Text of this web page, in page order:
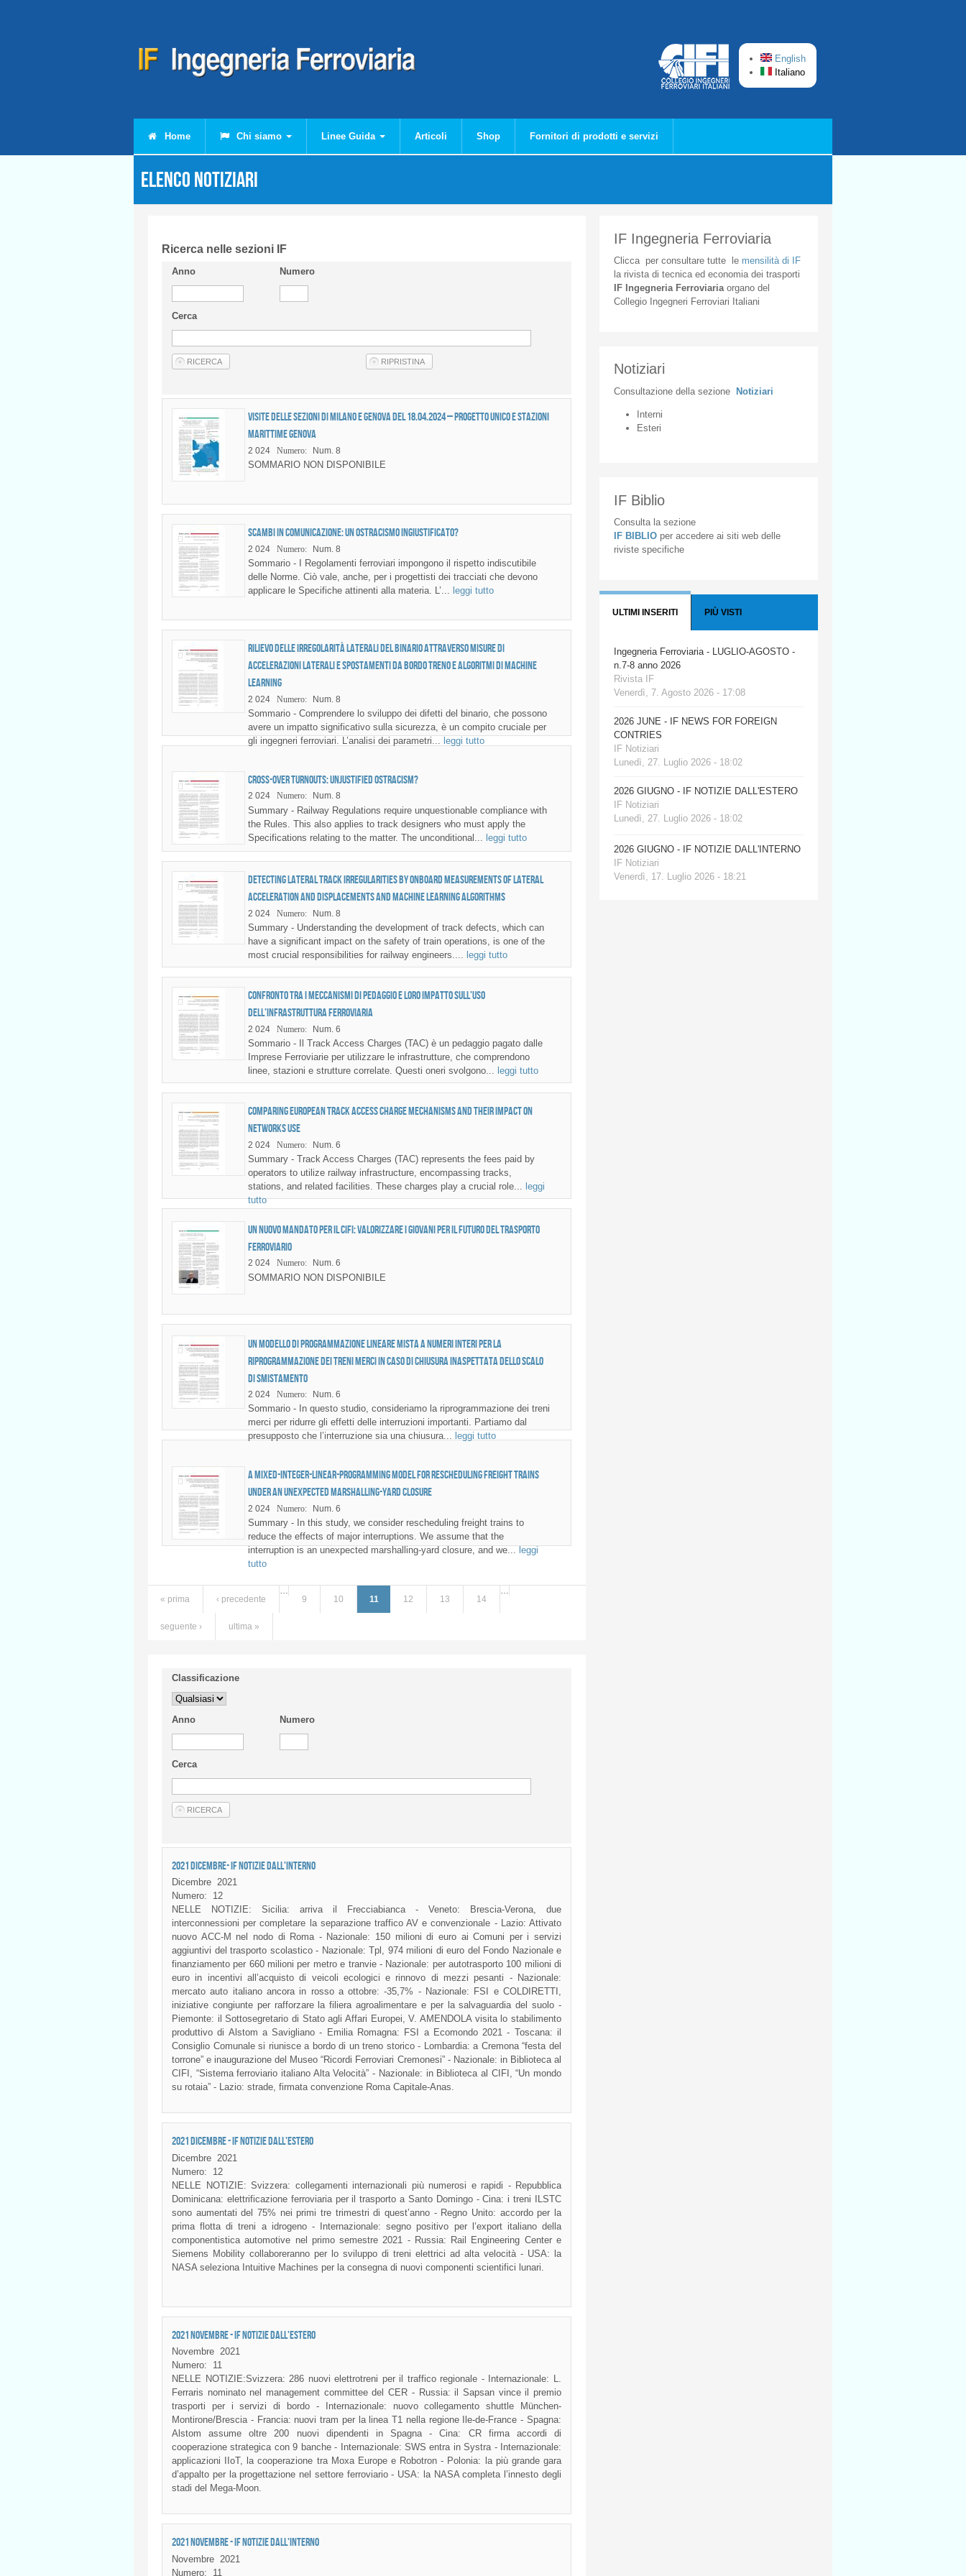
English
Italiano
Home Chi siamo Linee Guida Articoli Shop Fornitori di prodotti e servizi
Elenco Notiziari
Ricerca nelle sezioni IF
Anno Numero
Cerca
Visite delle sezioni di Milano e Genova del 18.04.2024 – Progetto Unico e Stazioni
Marittime Genova
2 024 Numero: Num. 8
SOMMARIO NON DISPONIBILE
Scambi in comunicazione: un ostracismo ingiustificato?
2 024 Numero: Num. 8
Sommario - I Regolamenti ferroviari impongono il rispetto indiscutibile
delle Norme. Ciò vale, anche, per i progettisti dei tracciati che devono
applicare le Specifiche attinenti alla materia. L’...
leggi tutto
Rilievo delle irregolarità laterali del binario attraverso misure di
accelerazioni laterali e spostamenti da bordo treno e algoritmi di Machine
Learning
2 024 Numero: Num. 8
Sommario - Comprendere lo sviluppo dei difetti del binario, che possono
avere un impatto significativo sulla sicurezza, è un compito cruciale per
gli ingegneri ferroviari. L’analisi dei parametri...
leggi tutto
Cross-over turnouts: unjustified ostracism?
2 024 Numero: Num. 8
Summary - Railway Regulations require unquestionable compliance with
the Rules. This also applies to track designers who must apply the
Specifications relating to the matter. The unconditional... leggi tutto
Detecting lateral track irregularities by onboard measurements of lateral
acceleration and displacements and Machine Learning algorithms
2 024 Numero: Num. 8
Summary - Understanding the development of track defects, which can
have a significant impact on the safety of train operations, is one of the
most crucial responsibilities for railway engineers....
leggi tutto
Confronto tra i meccanismi di pedaggio e loro impatto sull’uso
dell’infrastruttura ferroviaria
2 024 Numero: Num. 6
Sommario - Il Track Access Charges (TAC) è un pedaggio pagato dalle
Imprese Ferroviarie per utilizzare le infrastrutture, che comprendono
linee, stazioni e strutture correlate. Questi oneri svolgono...
leggi tutto
Comparing european track access charge mechanisms and their impact on
networks use
2 024 Numero: Num. 6
Summary - Track Access Charges (TAC) represents the fees paid by
operators to utilize railway infrastructure, encompassing tracks,
stations, and related facilities. These charges play a crucial role...
leggi
tutto
Un nuovo mandato per il CIFI: valorizzare i giovani per il futuro del trasporto
ferroviario
2 024 Numero: Num. 6
SOMMARIO NON DISPONIBILE
Un modello di programmazione lineare mista a numeri interi per la
riprogrammazione dei treni merci in caso di chiusura inaspettata dello scalo
di smistamento
2 024 Numero: Num. 6
Sommario - In questo studio, consideriamo la riprogrammazione dei treni
merci per ridurre gli effetti delle interruzioni importanti. Partiamo dal
presupposto che l’interruzione sia una chiusura... leggi tutto
A Mixed-Integer-Linear-Programming Model for Rescheduling Freight Trains
under an Unexpected Marshalling-Yard Closure
2 024 Numero: Num. 6
Summary - In this study, we consider rescheduling freight trains to
reduce the effects of major interruptions. We assume that the
interruption is an unexpected marshalling-yard closure, and we... leggi
tutto
« prima ‹ precedente
…
9
10 11 12 13 14
…
seguente › ultima »
Classificazione
Anno Numero
Cerca
2021 DICEMBRE- IF NOTIZIE DALL'INTERNO
Dicembre 2021
Numero:
12
NELLE NOTIZIE: Sicilia: arriva il Frecciabianca - Veneto: Brescia-Verona, due
interconnessioni per completare la separazione traffico AV e convenzionale - Lazio: Attivato
nuovo ACC-M nel nodo di Roma - Nazionale: 150 milioni di euro ai Comuni per i servizi
aggiuntivi del trasporto scolastico - Nazionale: Tpl, 974 milioni di euro del Fondo Nazionale e
finanziamento per 660 milioni per metro e tranvie - Nazionale: per autotrasporto 100 milioni di
euro in incentivi all’acquisto di veicoli ecologici e rinnovo di mezzi pesanti - Nazionale:
mercato auto italiano ancora in rosso a ottobre: -35,7% - Nazionale: FSI e COLDIRETTI,
iniziative congiunte per rafforzare la filiera agroalimentare e per la salvaguardia del suolo -
Piemonte: il Sottosegretario di Stato agli Affari Europei, V. AMENDOLA visita lo stabilimento
produttivo di Alstom a Savigliano - Emilia Romagna: FSI a Ecomondo 2021 - Toscana: il
Consiglio Comunale si riunisce a bordo di un treno storico - Lombardia: a Cremona “festa del
torrone” e inaugurazione del Museo “Ricordi Ferroviari Cremonesi” - Nazionale: in Biblioteca al
CIFI, “Sistema ferroviario italiano Alta Velocità” - Nazionale: in Biblioteca al CIFI, “Un mondo
su rotaia” - Lazio: strade, firmata convenzione Roma Capitale-Anas.
2021 DICEMBRE - IF NOTIZIE DALL'ESTERO
Dicembre 2021
Numero:
12
NELLE NOTIZIE: Svizzera: collegamenti internazionali più numerosi e rapidi - Repubblica
Dominicana: elettrificazione ferroviaria per il trasporto a Santo Domingo - Cina: i treni ILSTC
sono aumentati del 75% nei primi tre trimestri di quest’anno - Regno Unito: accordo per la
prima flotta di treni a idrogeno - Internazionale: segno positivo per l’export italiano della
componentistica automotive nel primo semestre 2021 - Russia: Rail Engineering Center e
Siemens Mobility collaboreranno per lo sviluppo di treni elettrici ad alta velocità - USA: la
NASA seleziona Intuitive Machines per la consegna di nuovi componenti scientifici lunari.
2021 NOVEMBRE - IF NOTIZIE DALL'ESTERO
Novembre 2021
Numero:
11
NELLE NOTIZIE:Svizzera: 286 nuovi elettrotreni per il traffico regionale - Internazionale: L.
Ferraris nominato nel management committee del CER - Russia: il Sapsan vince il premio
trasporti per i servizi di bordo - Internazionale: nuovo collegamento shuttle München-
Montirone/Brescia - Francia: nuovi tram per la linea T1 nella regione Ile-de-France - Spagna:
Alstom assume oltre 200 nuovi dipendenti in Spagna - Cina: CR firma accordi di
cooperazione strategica con 9 banche - Internazionale: SWS entra in Systra - Internazionale:
applicazioni IIoT, la cooperazione tra Moxa Europe e Robotron - Polonia: la più grande gara
d’appalto per la progettazione nel settore ferroviario - USA: la NASA completa l’innesto degli
stadi del Mega-Moon.
2021 NOVEMBRE - IF NOTIZIE DALL'INTERNO
Novembre 2021
Numero:
11
IF Ingegneria Ferroviaria
Cliccaper consultare tuttele mensilità di IF
la rivista di tecnica ed economia dei trasporti
IF Ingegneria Ferroviaria organodel
Collegio
Ingegneri Ferroviari Italiani
Notiziari
Consultazione della sezione Notiziari
Interni
Esteri
IF Biblio
Consulta la sezione
IF BIBLIO per accedere ai siti web delle
riviste specifiche
ULTIMI INSERITI PIÙ VISTI
Ingegneria Ferroviaria - LUGLIO-AGOSTO -
n.7-8 anno 2026
Rivista IF
Venerdì, 7. Agosto 2026 - 17:08
2026 JUNE - IF NEWS FOR FOREIGN
CONTRIES
IF Notiziari
Lunedì, 27. Luglio 2026 - 18:02
2026 GIUGNO - IF NOTIZIE DALL'ESTERO
IF Notiziari
Lunedì, 27. Luglio 2026 - 18:02
2026 GIUGNO - IF NOTIZIE DALL'INTERNO
IF Notiziari
Venerdì, 17. Luglio 2026 - 18:21